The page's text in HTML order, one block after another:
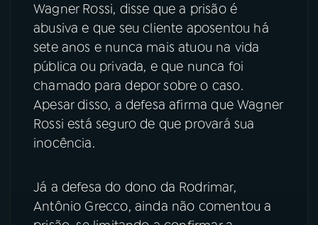
Wagner Rossi, disse que a prisão é
abusiva e que seu cliente aposentou há
sete anos e nunca mais atuou na vida
pública ou privada, e que nunca foi
chamado para depor sobre o caso.
Apesar disso, a defesa afirma que Wagner
Rossi está seguro de que provará sua
inocência.
Já a defesa do dono da Rodrimar,
Antônio Grecco, ainda não comentou a